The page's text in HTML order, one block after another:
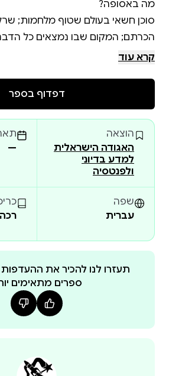
סוכן חשאי בעולם שטוף מלחמות;
הכרתם; המקום שבו נמצאים כל
חיילים מהונדסים גנטית והאמהות
משגב, ורד טוכטרמן, יעל מיכאלי, יעל
לילי דאי, קרן לנדסמן ורותם ברוכין.
קרא עוד
דפדוף בספר
הוצאה
האגודה הישראלית
למדע בדיוני
ולפנטסיה
—
שפה
עברית
רכה
תעזרו לנו להכיר את
ספרים מתאימים